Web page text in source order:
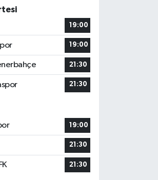
19:00
19:00
21:30
21:30
19:00
21:30
21:30